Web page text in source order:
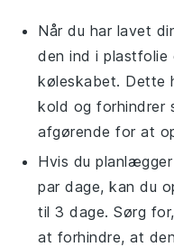
Når du har lavet
den ind i plastfolie
køleskabet. Dette
kold og forhindrer
afgørende for at
Hvis du
par dage, kan du
til 3 dage. Sørg
at forhindre, at